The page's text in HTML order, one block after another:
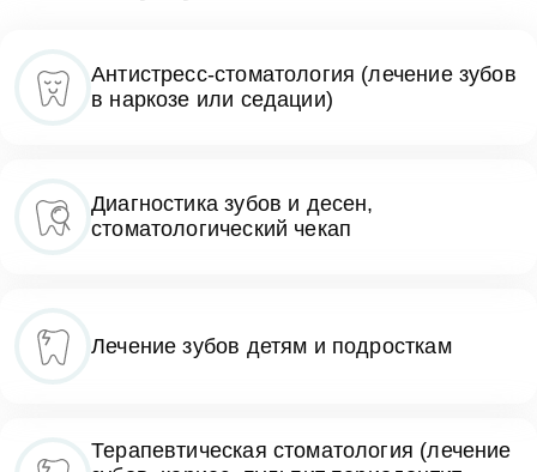
Антистресс-стоматология (лечение зубов
в наркозе или седации)
Диагностика зубов и десен,
стоматологический чекап
Лечение зубов детям и подросткам
Терапевтическая стоматология (лечение